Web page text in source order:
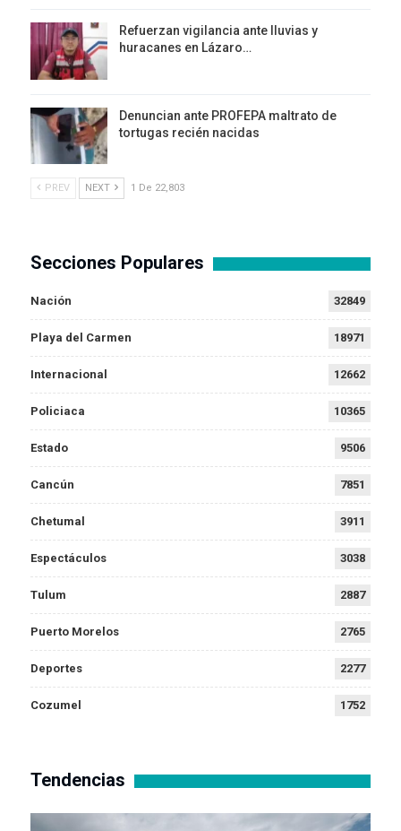
Refuerzan vigilancia ante lluvias y
huracanes en Lázaro…
Denuncian ante PROFEPA maltrato de
tortugas recién nacidas
PREV NEXT 1 De 22,803
Secciones Populares
Nación 32849
Playa del Carmen 18971
Internacional 12662
Policiaca 10365
Estado 9506
Cancún 7851
Chetumal 3911
Espectáculos 3038
Tulum 2887
Puerto Morelos 2765
Deportes 2277
Cozumel 1752
Tendencias